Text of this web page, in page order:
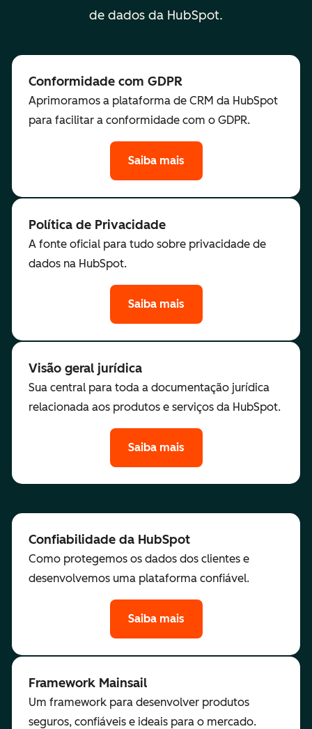
de dados da HubSpot.
Conformidade com GDPR
Aprimoramos a plataforma de CRM da HubSpot
para facilitar a conformidade com o GDPR.
Saiba mais
Política de Privacidade
A fonte oficial para tudo sobre privacidade de
dados na HubSpot.
Saiba mais
Visão geral jurídica
Sua central para toda a documentação jurídica
relacionada aos produtos e serviços da HubSpot.
Saiba mais
Confiabilidade da HubSpot
Como protegemos os dados dos clientes e
desenvolvemos uma plataforma confiável.
Saiba mais
Framework Mainsail
Um framework para desenvolver produtos
seguros, confiáveis e ideais para o mercado.